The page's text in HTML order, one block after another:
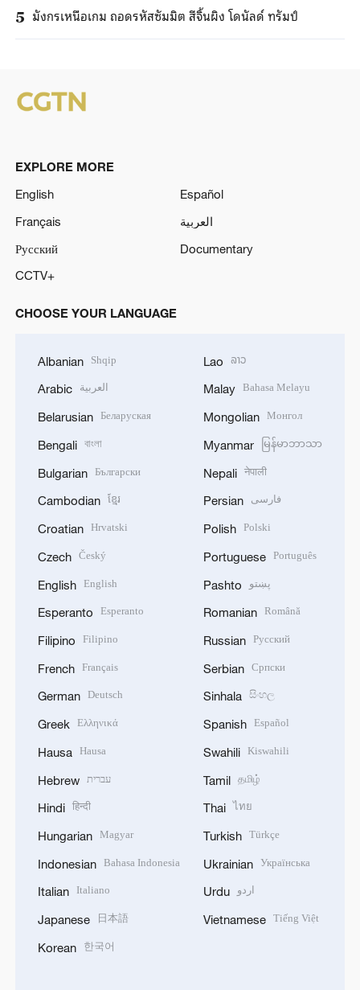
5 มังกรเหนือเกม ถอดรหัสซัมมิต สีจิ้นผิง โดนัลด์ ทรัมป์
EXPLORE MORE
English
Español
Français
العربية
Русский
Documentary
CCTV+
CHOOSE YOUR LANGUAGE
Albanian Shqip
Arabic العربية
Belarusian Беларуская
Bengali বাংলা
Bulgarian Български
Cambodian ខ្មែរ
Croatian Hrvatski
Czech Český
English English
Esperanto Esperanto
Filipino Filipino
French Français
German Deutsch
Greek Ελληνικά
Hausa Hausa
Hebrew עברית
Hindi हिन्दी
Hungarian Magyar
Indonesian Bahasa Indonesia
Italian Italiano
Japanese 日本語
Korean 한국어
Lao ລາວ
Malay Bahasa Melayu
Mongolian Монгол
Myanmar မြန်မာဘာသာ
Nepali नेपाली
Persian فارسی
Polish Polski
Portuguese Português
Pashto پښتو
Romanian Română
Russian Русский
Serbian Српски
Sinhala සිංහල
Spanish Español
Swahili Kiswahili
Tamil தமிழ்
Thai ไทย
Turkish Türkçe
Ukrainian Українська
Urdu اردو
Vietnamese Tiếng Việt